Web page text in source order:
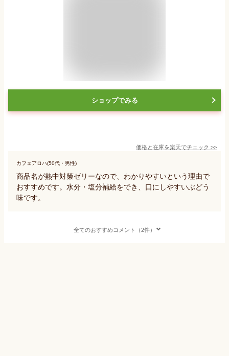
ショップでみる
価格と在庫を楽天でチェック >>
カフェアロハ(50代・男性)
商品名が熱中対策ゼリーなので、わかりやすいという理由で
おすすめです。水分・塩分補給をでき、口にしやすいぶどう
味です。
全てのおすすめコメント（2件）